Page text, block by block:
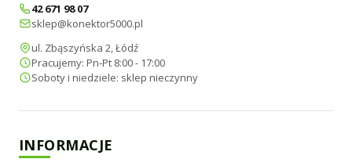
42 671 98 07
sklep@konektor5000.pl
ul. Zbąszyńska 2, Łódź
Pracujemy: Pn-Pt 8:00 - 17:00
Soboty i niedziele: sklep nieczynny
INFORMACJE